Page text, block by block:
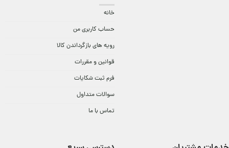
خانه
حساب کاربری من
رویه های بازگرداندن کالا
قوانین و مقررات
فرم ثبت شکایات
سوالات متداول
تماس با ما